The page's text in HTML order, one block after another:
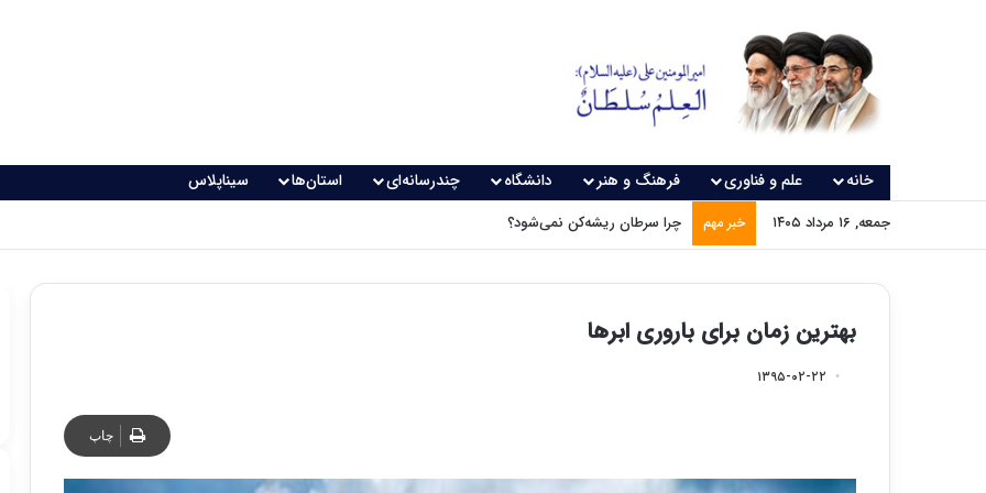
خانه علم و فناوری فرهنگ و هنر دانشگاه چندرسانه‌ای استان‌ها سیناپلاس
جمعه, ۱۶ مرداد ۱۴۰۵ خبر مهم چرا سرطان ریشه‌کن نمی‌شود؟
بهترین زمان برای باروری ابرها
۱۳۹۵-۰۲-۲۲
چاپ